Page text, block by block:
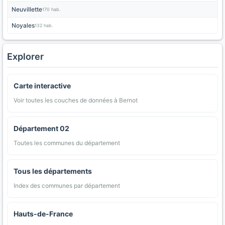
Neuvillette170 hab.
Noyales132 hab.
Explorer
Carte interactive
Voir toutes les couches de données à Bernot
Département 02
Toutes les communes du département
Tous les départements
Index des communes par département
Hauts-de-France